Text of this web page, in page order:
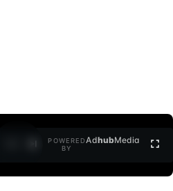
POWERED
BY
AdhubMedia